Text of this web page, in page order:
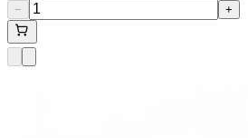
− +